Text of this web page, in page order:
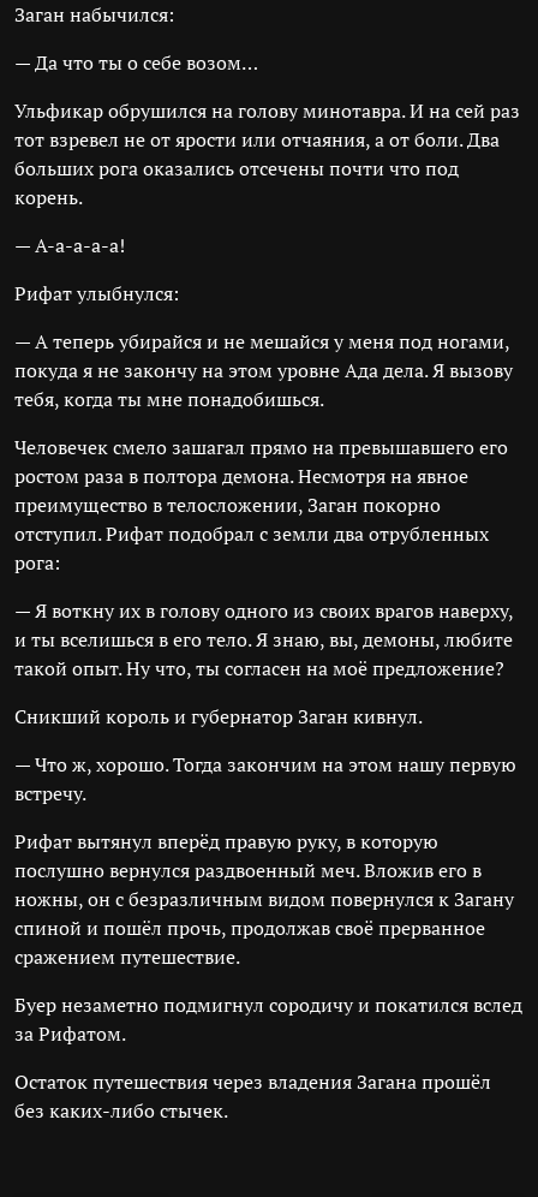
Заган набычился:
— Да что ты о себе возом…
Ульфикар обрушился на голову минотавра. И на сей раз
тот взревел не от ярости или отчаяния, а от боли. Два
больших рога оказались отсечены почти что под
корень.
— А-а-а-а-а!
Рифат улыбнулся:
— А теперь убирайся и не мешайся у меня под ногами,
покуда я не закончу на этом уровне Ада дела. Я вызову
тебя, когда ты мне понадобишься.
Человечек смело зашагал прямо на превышавшего его
ростом раза в полтора демона. Несмотря на явное
преимущество в телосложении, Заган покорно
отступил. Рифат подобрал с земли два отрубленных
рога:
— Я воткну их в голову одного из своих врагов наверху,
и ты вселишься в его тело. Я знаю, вы, демоны, любите
такой опыт. Ну что, ты согласен на моё предложение?
Сникший король и губернатор Заган кивнул.
— Что ж, хорошо. Тогда закончим на этом нашу первую
встречу.
Рифат вытянул вперёд правую руку, в которую
послушно вернулся раздвоенный меч. Вложив его в
ножны, он с безразличным видом повернулся к Загану
спиной и пошёл прочь, продолжав своё прерванное
сражением путешествие.
Буер незаметно подмигнул сородичу и покатился вслед
за Рифатом.
Остаток путешествия через владения Загана прошёл
без каких-либо стычек.